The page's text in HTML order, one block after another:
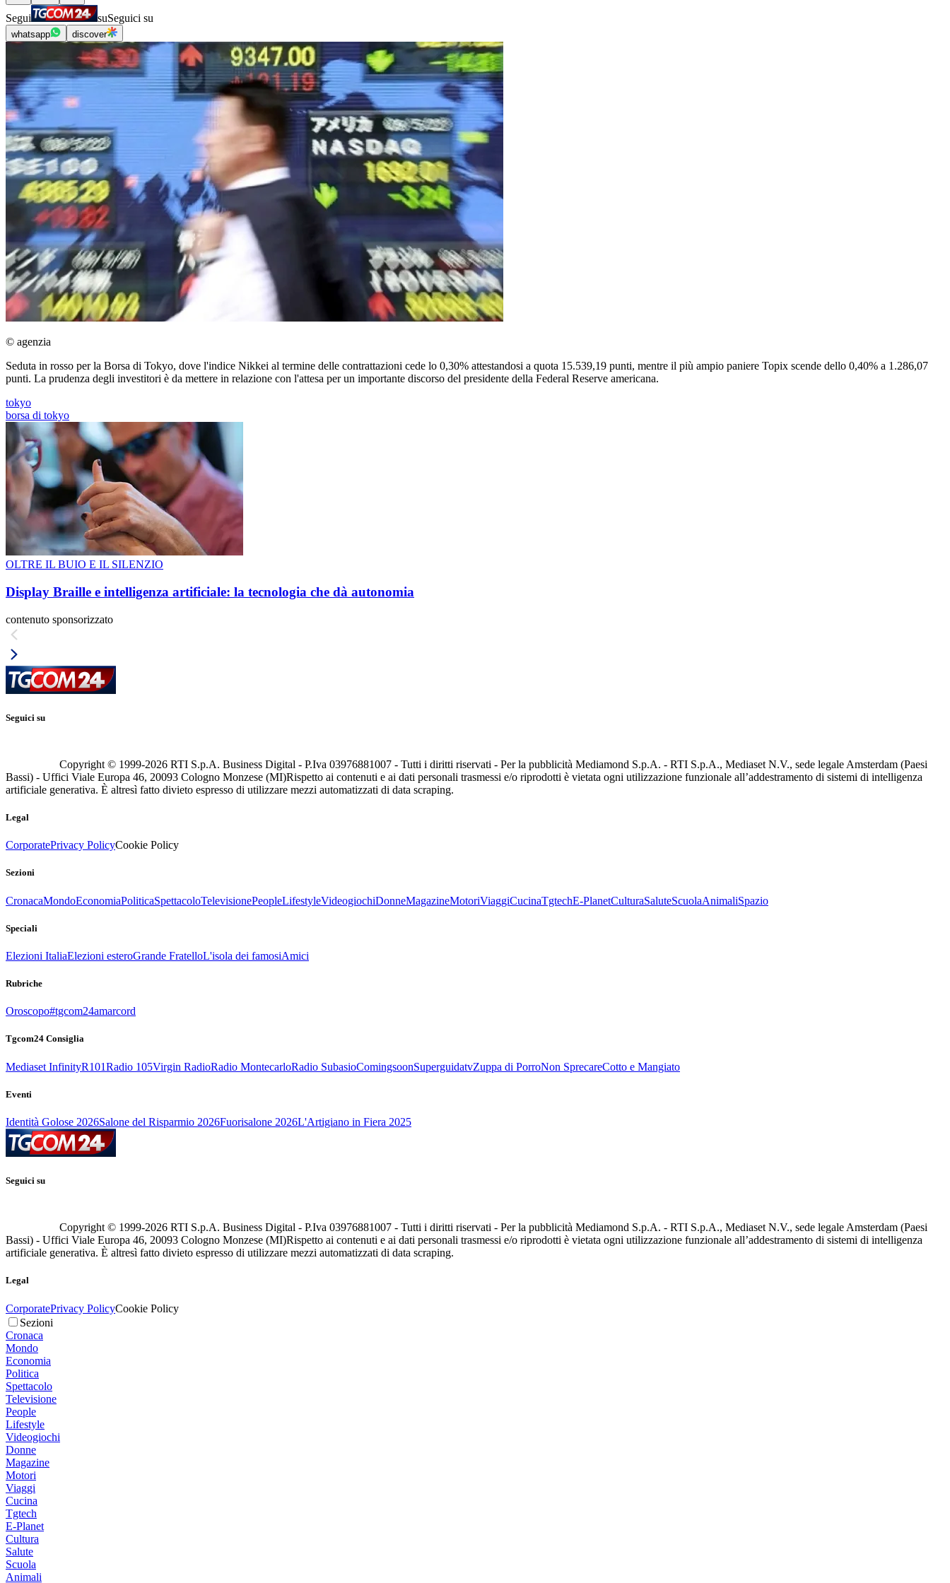
Segui suSeguici su
whatsapp discover
© agenzia
Seduta in rosso per la Borsa di Tokyo, dove l'indice Nikkei al termine delle contrattazioni cede lo 0,30% attestandosi a quota 15.539,19 punti, mentre il più ampio paniere Topix scende dello 0,40% a 1.286,07
punti. La prudenza degli investitori è da mettere in relazione con l'attesa per un importante discorso del presidente della Federal Reserve americana.
tokyo
borsa di tokyo
OLTRE IL BUIO E IL SILENZIO
Display Braille e intelligenza artificiale: la tecnologia che dà autonomia
contenuto sponsorizzato
Seguici su
Copyright © 1999-2026 RTI S.p.A. Business Digital - P.Iva 03976881007 - Tutti i diritti riservati - Per la pubblicità Mediamond S.p.A. - RTI S.p.A., Mediaset N.V., sede legale Amsterdam (Paesi
Bassi) - Uffici Viale Europa 46, 20093 Cologno Monzese (MI)Rispetto ai contenuti e ai dati personali trasmessi e/o riprodotti è vietata ogni utilizzazione funzionale all’addestramento di sistemi di intelligenza
artificiale generativa. È altresì fatto divieto espresso di utilizzare mezzi automatizzati di data scraping.
Legal
CorporatePrivacy PolicyCookie Policy
Sezioni
CronacaMondoEconomiaPoliticaSpettacoloTelevisionePeopleLifestyleVideogiochiDonneMagazineMotoriViaggiCucinaTgtechE-PlanetCulturaSaluteScuolaAnimaliSpazio
Speciali
Elezioni ItaliaElezioni esteroGrande FratelloL'isola dei famosiAmici
Rubriche
Oroscopo#tgcom24amarcord
Tgcom24 Consiglia
Mediaset InfinityR101Radio 105Virgin RadioRadio MontecarloRadio SubasioComingsoonSuperguidatvZuppa di PorroNon SprecareCotto e Mangiato
Eventi
Identità Golose 2026Salone del Risparmio 2026Fuorisalone 2026L'Artigiano in Fiera 2025
Seguici su
Copyright © 1999-2026 RTI S.p.A. Business Digital - P.Iva 03976881007 - Tutti i diritti riservati - Per la pubblicità Mediamond S.p.A. - RTI S.p.A., Mediaset N.V., sede legale Amsterdam (Paesi
Bassi) - Uffici Viale Europa 46, 20093 Cologno Monzese (MI)Rispetto ai contenuti e ai dati personali trasmessi e/o riprodotti è vietata ogni utilizzazione funzionale all’addestramento di sistemi di intelligenza
artificiale generativa. È altresì fatto divieto espresso di utilizzare mezzi automatizzati di data scraping.
Legal
CorporatePrivacy PolicyCookie Policy
Sezioni
Cronaca
Mondo
Economia
Politica
Spettacolo
Televisione
People
Lifestyle
Videogiochi
Donne
Magazine
Motori
Viaggi
Cucina
Tgtech
E-Planet
Cultura
Salute
Scuola
Animali